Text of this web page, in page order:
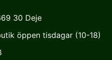
30 Deje
öppen tisdagar (10-18)